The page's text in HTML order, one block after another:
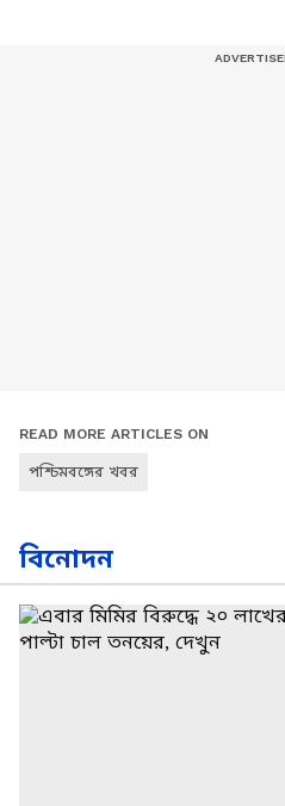
READ MORE ARTICLES ON
পশ্চিমবঙ্গের খবর
বিনোদন